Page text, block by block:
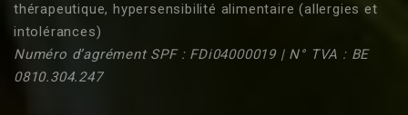
thérapeutique, hypersensibilité alimentaire (allergies et
intolérances)
Numéro d’agrément SPF : FDi04000019 | N° TVA : BE
0810.304.247